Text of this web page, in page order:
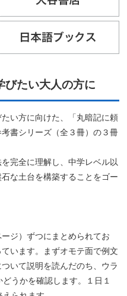
びたい大人の方に
い方に向けた、「丸暗記に頼
書シリーズ（全３冊）の３冊
完全に理解し、中学レベル以
な土台を構築することをゴー
ジ）ずつにまとめられてお
います。まずオモテ面で例文
いて説明を読んだのち、ウラ
うかを確認します。１日１